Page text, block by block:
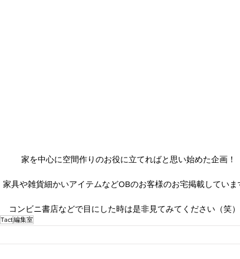
家を中心に空間作りのお役に立てればと思い始めた企画！
家具や雑貨細かいアイテムなどOBのお客様のお宅掲載していま
コンビニ書店などで目にした時は是非見てみてください（笑）
Tact編集室